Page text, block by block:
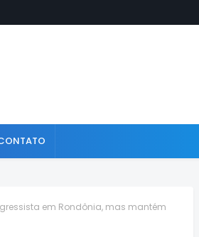
em Rondônia, mas mantém